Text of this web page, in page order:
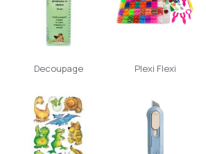
Decoupage Plexi Flexi